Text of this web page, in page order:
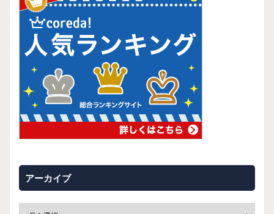
アーカイブ